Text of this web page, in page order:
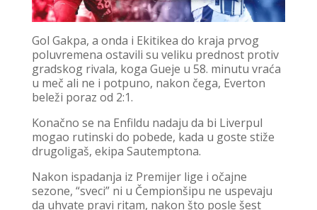
Gol Gakpa, a onda i Ekitikea do kraja prvog
poluvremena ostavili su veliku prednost protiv
gradskog rivala, koga Gueje u 58. minutu vraća
u meč ali ne i potpuno, nakon čega, Everton
beleži poraz od 2:1.
Konačno se na Enfildu nadaju da bi Liverpul
mogao rutinski do pobede, kada u goste stiže
drugoligaš, ekipa Sautemptona.
Nakon ispadanja iz Premijer lige i očajne
sezone, “sveci” ni u Čempionšipu ne uspevaju
da uhvate pravi ritam, nakon što posle šest